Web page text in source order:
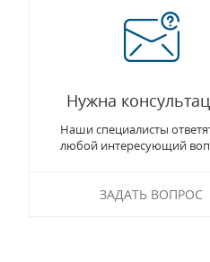
Нужна
Наши специалисты
любой интересующий
ЗАДАТЬ ВОПРОС